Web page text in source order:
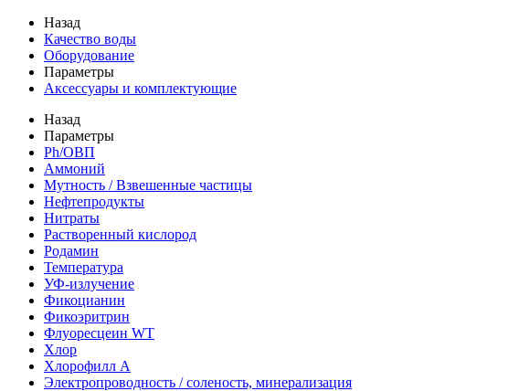
Назад
Качество воды
Оборудование
Параметры
Аксессуары и комплектующие
Назад
Параметры
Ph/ОВП
Аммоний
Мутность / Взвешенные частицы
Нефтепродукты
Нитраты
Растворенный кислород
Родамин
Температура
УФ-излучение
Фикоцианин
Фикоэритрин
Флуоресцеин WT
Хлор
Хлорофилл А
Электропроводность / соленость, минерализация